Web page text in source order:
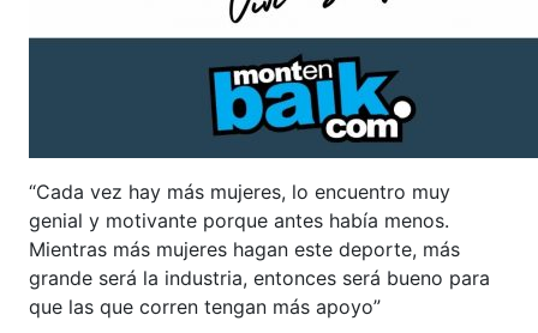
“Cada vez hay más mujeres, lo encuentro muy
genial y motivante porque antes había menos.
Mientras más mujeres hagan este deporte, más
grande será la industria, entonces será bueno para
que las que corren tengan más apoyo”